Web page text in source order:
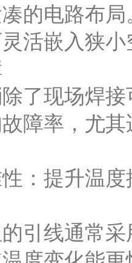
的电路布
活嵌入狭
了现场焊
障率，尤
：提升温
引线通常